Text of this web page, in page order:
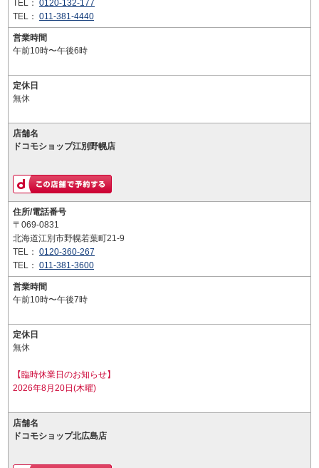
TEL： 0120-132-177
TEL： 011-381-4440
営業時間
午前10時〜午後6時
定休日
無休
店舗名
ドコモショップ江別野幌店
住所/電話番号
〒069-0831
北海道江別市野幌若葉町21-9
TEL： 0120-360-267
TEL： 011-381-3600
営業時間
午前10時〜午後7時
定休日
無休
【臨時休業日のお知らせ】
2026年8月20日(木曜)
店舗名
ドコモショップ北広島店